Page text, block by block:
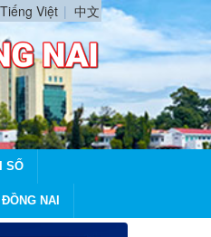
Tiếng Việt 中文
SỐ
NAI